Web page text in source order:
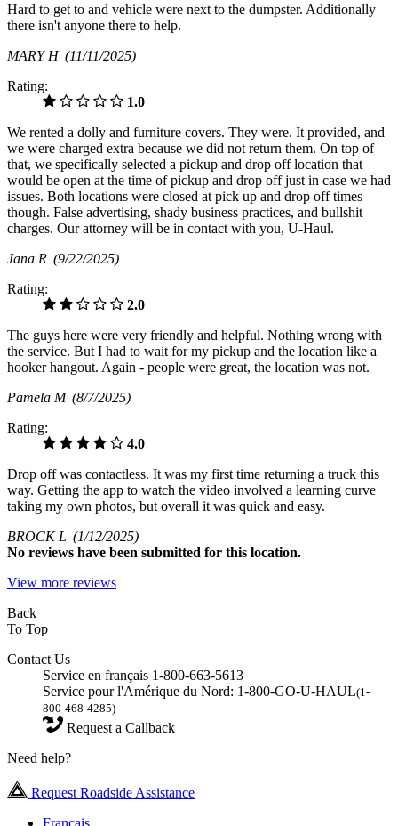
Hard to get to and vehicle were next to the dumpster. Additionally
there isn't anyone there to help.
MARY H (11/11/2025)
Rating:
1.0
We rented a dolly and furniture covers. They were. It provided, and
we were charged extra because we did not return them. On top of
that, we specifically selected a pickup and drop off location that
would be open at the time of pickup and drop off just in case we had
issues. Both locations were closed at pick up and drop off times
though. False advertising, shady business practices, and bullshit
charges. Our attorney will be in contact with you, U-Haul.
Jana R (9/22/2025)
Rating:
2.0
The guys here were very friendly and helpful. Nothing wrong with
the service. But I had to wait for my pickup and the location like a
hooker hangout. Again - people were great, the location was not.
Pamela M (8/7/2025)
Rating:
4.0
Drop off was contactless. It was my first time returning a truck this
way. Getting the app to watch the video involved a learning curve
taking my own photos, but overall it was quick and easy.
BROCK L (1/12/2025)
No reviews have been submitted for this location.
View more reviews
Back
To Top
Contact Us
Service en français 1-800-663-5613
Service pour l'Amérique du Nord: 1-800-GO-U-HAUL(1-
800-468-4285)
Request a Callback
Need help?
Request Roadside Assistance
Français